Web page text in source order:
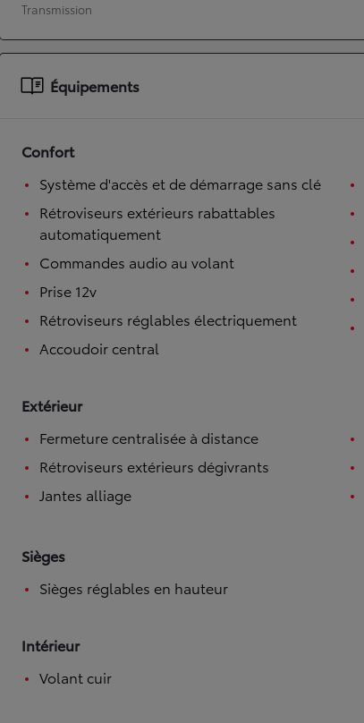
À partir de 19 700 €
Nouvelle Yaris Cross
HYBRIDE
Transmission
Équipements
Confort
Système d'accès et de démarrage sans clé
Rétroviseurs extérieurs rabattables
automatiquement
Commandes audio au volant
Prise 12v
Rétroviseurs réglables électriquement
Accoudoir central
Extérieur
Fermeture centralisée à distance
Rétroviseurs extérieurs dégivrants
Jantes alliage
Sièges
Sièges réglables en hauteur
Intérieur
Volant cuir